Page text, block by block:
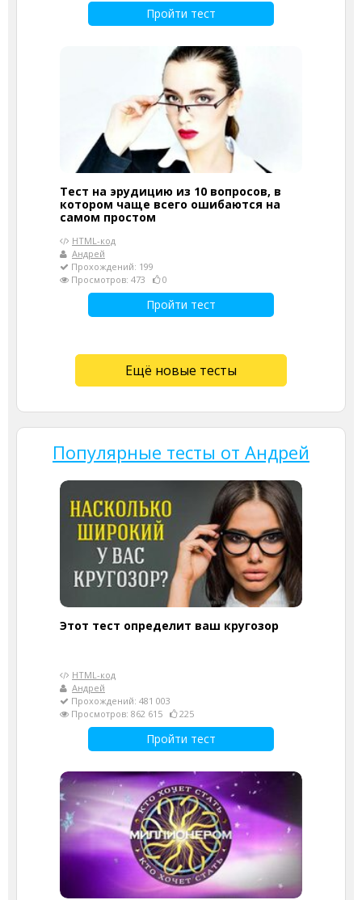
Пройти тест
Тест на эрудицию из 10 вопросов, в
котором чаще всего ошибаются на
самом простом
HTML-код
Андрей
Прохождений: 199
Просмотров: 473
0
Пройти тест
Ещё новые тесты
Популярные тесты от Андрей
Этот тест определит ваш кругозор
HTML-код
Андрей
Прохождений: 481 003
Просмотров: 862 615
225
Пройти тест